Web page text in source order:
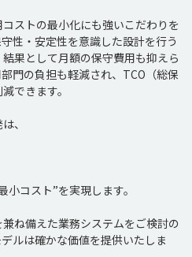
ストの最小化にも強いこだわりを
性・安定性を意識した設計を行う
果として月額の保守費用も抑えら
門の負担も軽減され、TCO（総保
できます。
、
コスト”を実現します。
ね備えた業務システムをご検討の
ルは確かな価値を提供いたしま